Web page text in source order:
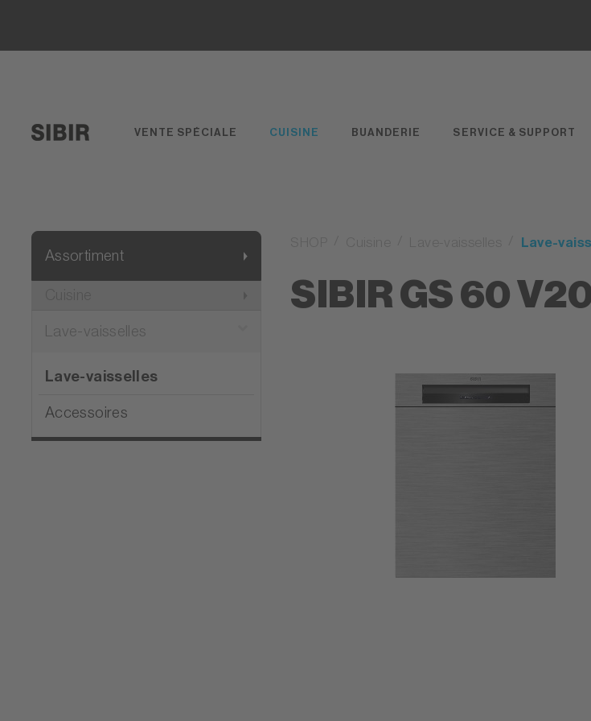
VENTE SPÉCIALE CUISINE BUANDERIE SERVICE & SUPPORT
Assortiment
Lave-vaisselles
Lave-vaisselles
Accessoires
Lave-
SIBIR GS 60